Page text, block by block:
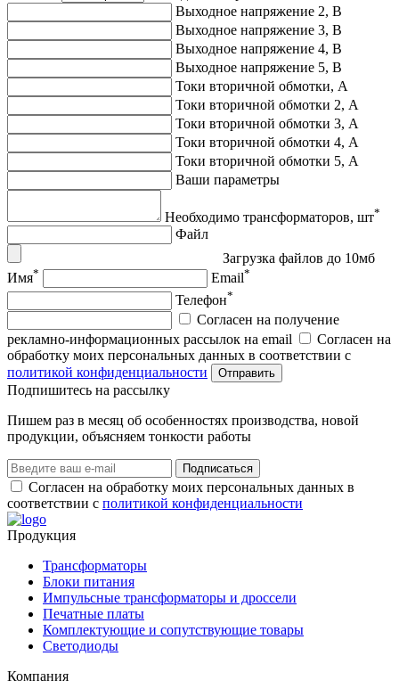
Выходное напряжение 2, В
Выходное напряжение 3, В
Выходное напряжение 4, В
Выходное напряжение 5, В
Токи вторичной обмотки, А
Токи вторичной обмотки 2, А
Токи вторичной обмотки 3, А
Токи вторичной обмотки 4, А
Токи вторичной обмотки 5, А
Ваши параметры
Необходимо трансформаторов, шт*
Файл
Загрузка файлов до 10мб
Имя* Email*
Телефон*
Согласен на получение
рекламно-информационных рассылок на email
Согласен на
обработку моих персональных данных в соответствии с
политикой конфиденциальности
Отправить
Подпишитеcь на рассылку
Пишем раз в месяц об особенностях производства, новой
продукции, объясняем тонкости работы
Подписаться
Согласен на обработку моих персональных данных в
соответствии с политикой конфиденциальности
Продукция
Трансформаторы
Блоки питания
Импульсные трансформаторы и дроссели
Печатные платы
Комплектующие и сопутствующие товары
Светодиоды
Компания